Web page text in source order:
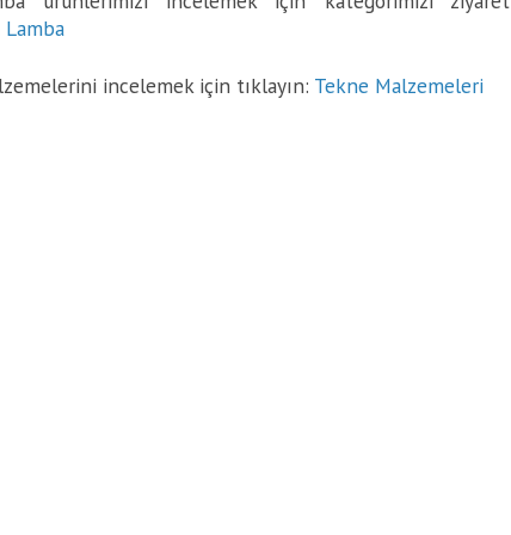
Lamba
incelemek için tıklayın: Tekne Malzemeleri